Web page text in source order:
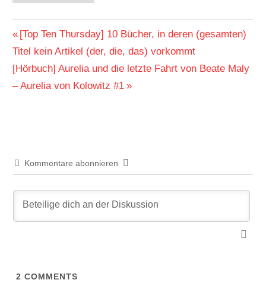
Beitragsnavigation
Vorheriger
Beitrag:
[Top Ten Thursday] 10 Bücher, in deren (gesamten)
Titel kein Artikel (der, die, das) vorkommt
Nächster
Beitrag:
[Hörbuch] Aurelia und die letzte Fahrt von Beate Maly
– Aurelia von Kolowitz #1
Kommentare abonnieren
2 COMMENTS